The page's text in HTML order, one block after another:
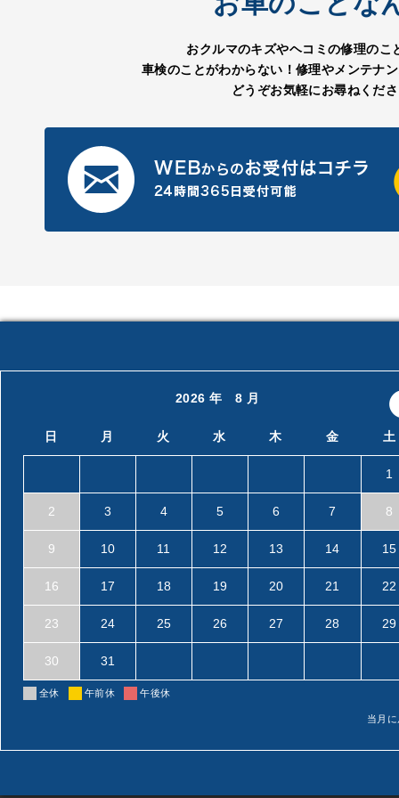
おクルマのキズやヘコミの修理の
車検のことがわからない！修理やメンテナ
どうぞお気軽にお尋ねくだ
2026 年 8 月
日 月 火 水 木 金 土
1
2 3 4 5 6 7 8
9 10 11 12 13 14 15
16 17 18 19 20 21 22
23 24 25 26 27 28 29
30 31
全休 午前休 午後休
当月